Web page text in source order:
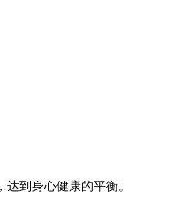
到身心健康的平衡。